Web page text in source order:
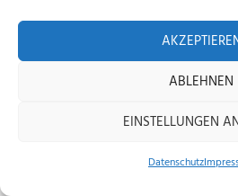
ABLEHNEN
EINSTELLUNGEN
Datenschutz
Funktionsverbesserungen,
neuen Features, ohne
the-Air-Updates (OTA)direkt
Zuverlässiger